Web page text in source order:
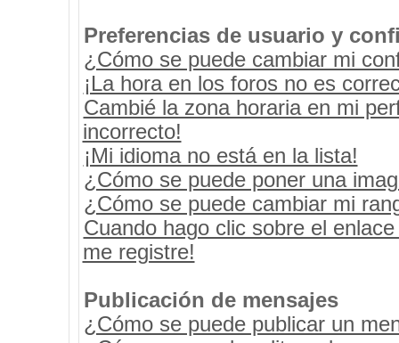
Preferencias de usuario y
¿Cómo se puede cambiar mi
¡La hora en los foros no es
Cambié la zona horaria en mi
incorrecto!
¡Mi idioma no está en la lista!
¿Cómo se puede poner una
¿Cómo se puede cambiar mi
Cuando hago clic sobre el
me registre!
Publicación de mensajes
¿Cómo se puede publicar un